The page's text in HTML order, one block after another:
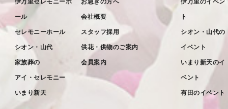
2022年5月
2022年4月
2022年1月
ール
セレモニーホール
シオン・山代
家族葬の
アイ・セレモニー
いまり新天
会社概要
スタッフ採用
供花・供物のご案内
会員案内
ト
シオン・山代の
イベント
いまり新天のイ
ベント
有田のイベント